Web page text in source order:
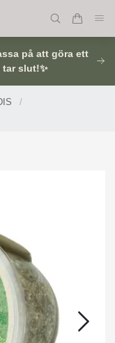
på att göra ett
slut!✨
/